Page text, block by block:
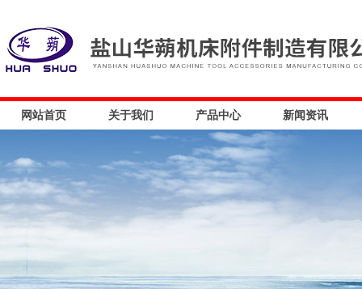
网站首页 关于我们 产品中心 新闻资讯